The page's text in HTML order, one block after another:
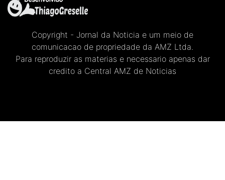
Copyright - Jornal da Noticia e um meio de
comunicacao de propriedade da AMZ Ltda.
Para reproduzir as materias e necessario apenas dar
credito a Central AMZ de Noticias